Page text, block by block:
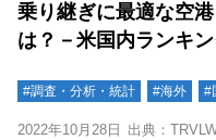
乗り継ぎに最適な空
は？－米国内ランキ
#調査・分析・統計 #海外 #
2022年10月28日 出典：